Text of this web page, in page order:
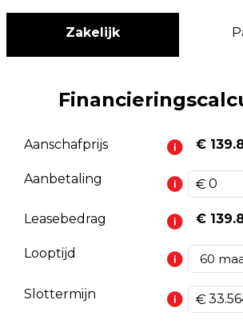
Zakelijk
Aanschafprijs €
Aanbetaling
Leasebedrag €
Looptijd
Slottermijn